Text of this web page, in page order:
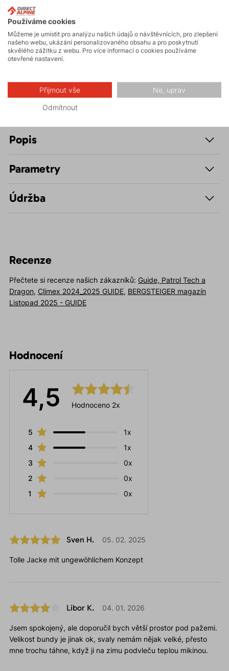
Vysokohorská
turistika
Popis
Parametry
Údržba
Recenze
Přečtete si recenze našich zákazníků: Guide, Patrol Tech a
Dragon, Climex 2024_2025 GUIDE, BERGSTEIGER magazín
Listopad 2025 - GUIDE
Hodnocení
4,5 Hodnoceno 2x
5
1x
4
1x
3
0x
2
0x
1
0x
Sven H. 05. 02. 2025
Tolle Jacke mit ungewöhlichem Konzept
Libor K. 04. 01. 2026
Jsem spokojený, ale doporučil bych větší prostor pod pažemi.
Velikost bundy je jinak ok, svaly nemám nějak velké, přesto
mne trochu táhne, když ji na zimu podvleču teplou mikinou.
Používáme cookies
Můžeme je umístit pro analýzu našich údajů o návštěvnících, pro zlepšení
našeho webu, ukázání personalizovaného obsahu a pro poskytnutí
skvělého zážitku z webu. Pro více informací o cookies používáme
otevřené nastavení.
Přijmout vše Ne, uprav
Odmítnout